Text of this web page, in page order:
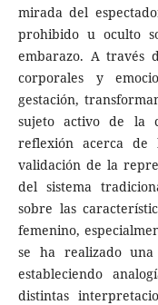
mirada del
prohibido u oculto
embarazo. A través
corporales y
gestación,
sujeto activo de la
reflexión acerca de
validación de la
del sistema
sobre las
femenino,
se ha realizado
estableciendo
distintas